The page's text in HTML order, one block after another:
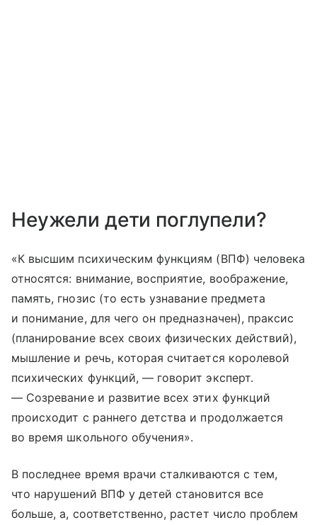
Неужели дети поглупели?
«К высшим психическим функциям (ВПФ) человека
относятся: внимание, восприятие, воображение,
память, гнозис (то есть узнавание предмета
и понимание, для чего он предназначен), праксис
(планирование всех своих физических действий),
мышление и речь, которая считается королевой
психических функций, — говорит эксперт.
— Созревание и развитие всех этих функций
происходит с раннего детства и продолжается
во время школьного обучения».
В последнее время врачи сталкиваются с тем,
что нарушений ВПФ у детей становится все
больше, а, соответственно, растет число проблем